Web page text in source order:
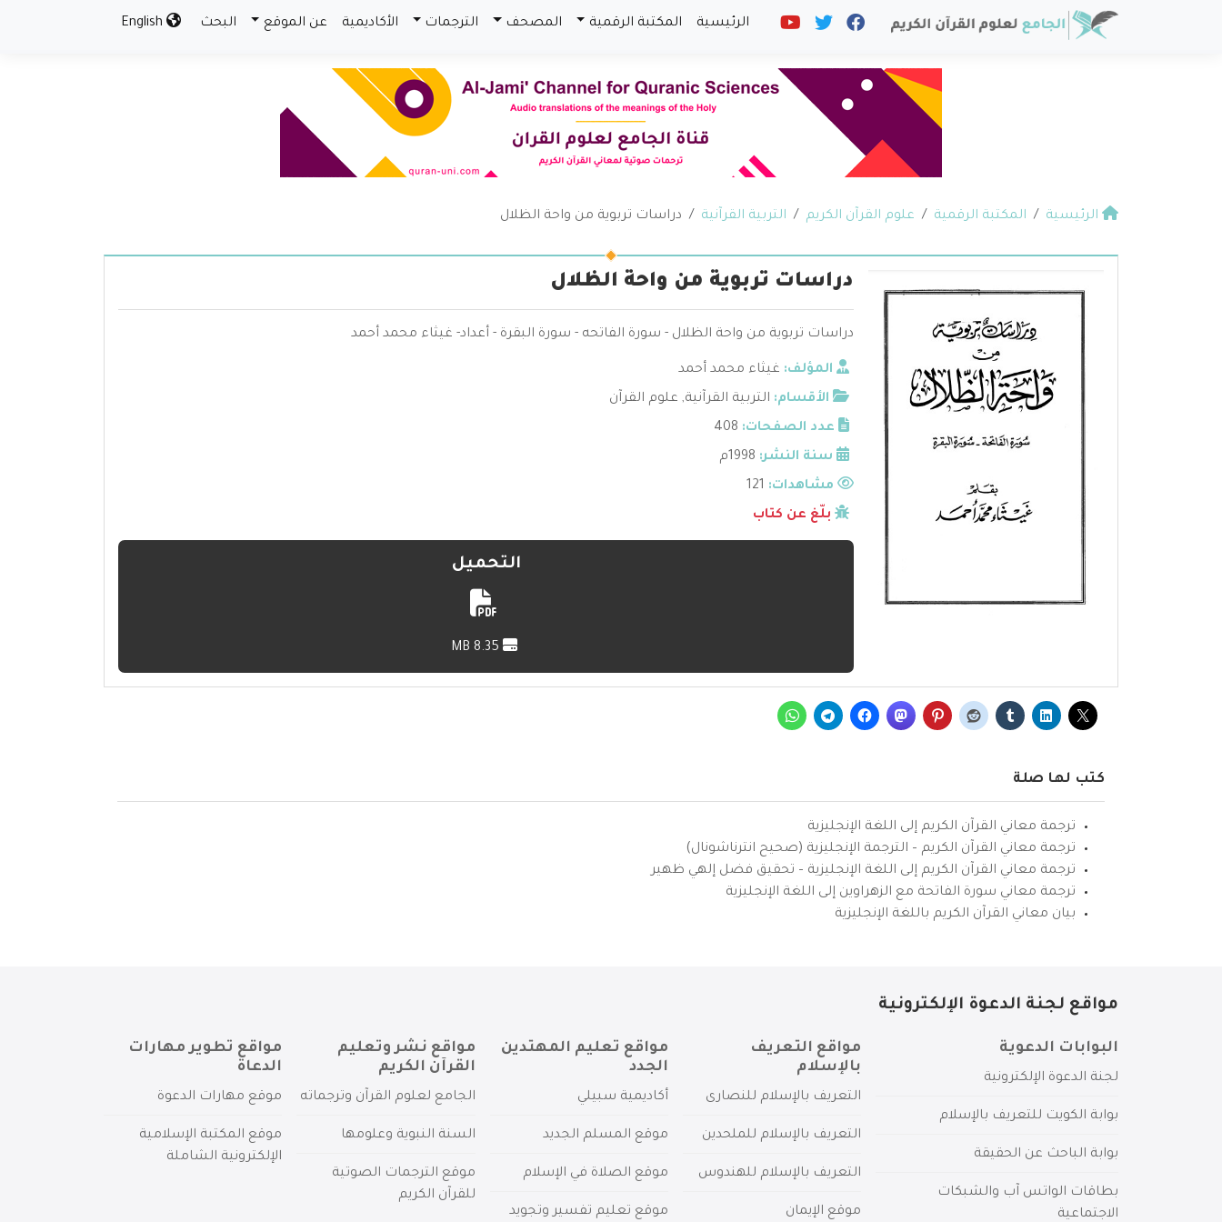
الرئيسية المكتبة الرقمية المصحف الترجمات الأكاديمية عن الموقع البحث
الرئيسية المكتبة الرقمية علوم القرآن الكريم التربية القرآنية دراسات تربوية من واحة الظلال
دراسات تربوية من واحة الظلال
دراسات تربوية من واحة الظلال - سورة الفاتحه - سورة البقرة - أعداد- غيثاء محمد أحمد
المؤلف: غيثاء محمد أحمد
الأقسام: التربية القرآنية, علوم القرآن
عدد الصفحات: 408
سنة النشر: 1998م
مشاهدات:
بلّغ عن كتاب
التحميل
كتب لها صلة
ترجمة معاني القرآن الكريم إلى اللغة الإنجليزية
ترجمة معاني القرآن الكريم – الترجمة الإنجليزية (صحيح انترناشونال)
ترجمة معاني القرآن الكريم إلى اللغة الإنجليزية – تحقيق فضل إلهي ظهير
ترجمة معاني سورة الفاتحة مع الزهراوين إلى اللغة الإنجليزية
بيان معاني القرآن الكريم باللغة الإنجليزية
مواقع لجنة الدعوة الإلكترونية
البوابات الدعوية
لجنة الدعوة الإلكترونية
بوابة الكويت للتعريف بالإسلام
بوابة الباحث عن الحقيقة
بطاقات الواتس آب والشبكات
الاجتماعية
مواقع التعريف
بالإسلام
التعريف بالإسلام للنصارى
التعريف بالإسلام للملحدين
التعريف بالإسلام للهندوس
موقع الإيمان
مواقع تعليم المهتدين
الجدد
أكاديمية سبيلي
موقع المسلم الجديد
موقع الصلاة في الإسلام
موقع تعليم تفسير وتجويد
مواقع نشر وتعليم
القرآن الكريم
الجامع لعلوم القرآن وترجماته
السنة النبوية وعلومها
موقع الترجمات الصوتية
للقرآن الكريم
مواقع تطوير مهارات
الدعاة
موقع مهارات الدعوة
موقع المكتبة الإسلامية
الإلكترونية الشاملة